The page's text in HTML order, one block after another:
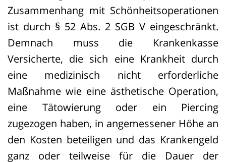
anderem auf medizinische
Abrechnungsregeln, die Nadelstiche
nicht als Operation definieren.
Mehrere Oberlandesgerichte hatten den
Begriff jedoch bereits weit ausgelegt. So
stuften sie auch Eingriffe wie Lippen-
oder Faltenunterspritzungen oder ein
„Brazilian Butt Lift“ mittels Injektionen
als vom Werbeverbot erfasst ein.
Zusammenhang mit Schönheitsoperationen
ist durch § 52 Abs. 2 SGB V eingeschränkt.
Demnach muss die Krankenkasse
Versicherte, die sich eine Krankheit durch
eine medizinisch nicht erforderliche
Maßnahme wie eine ästhetische Operation,
eine Tätowierung oder ein Piercing
zugezogen haben, in angemessener Höhe an
den Kosten beteiligen und das Krankengeld
ganz oder teilweise für die Dauer der